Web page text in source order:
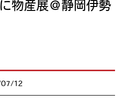
物産展＠静岡伊勢
12